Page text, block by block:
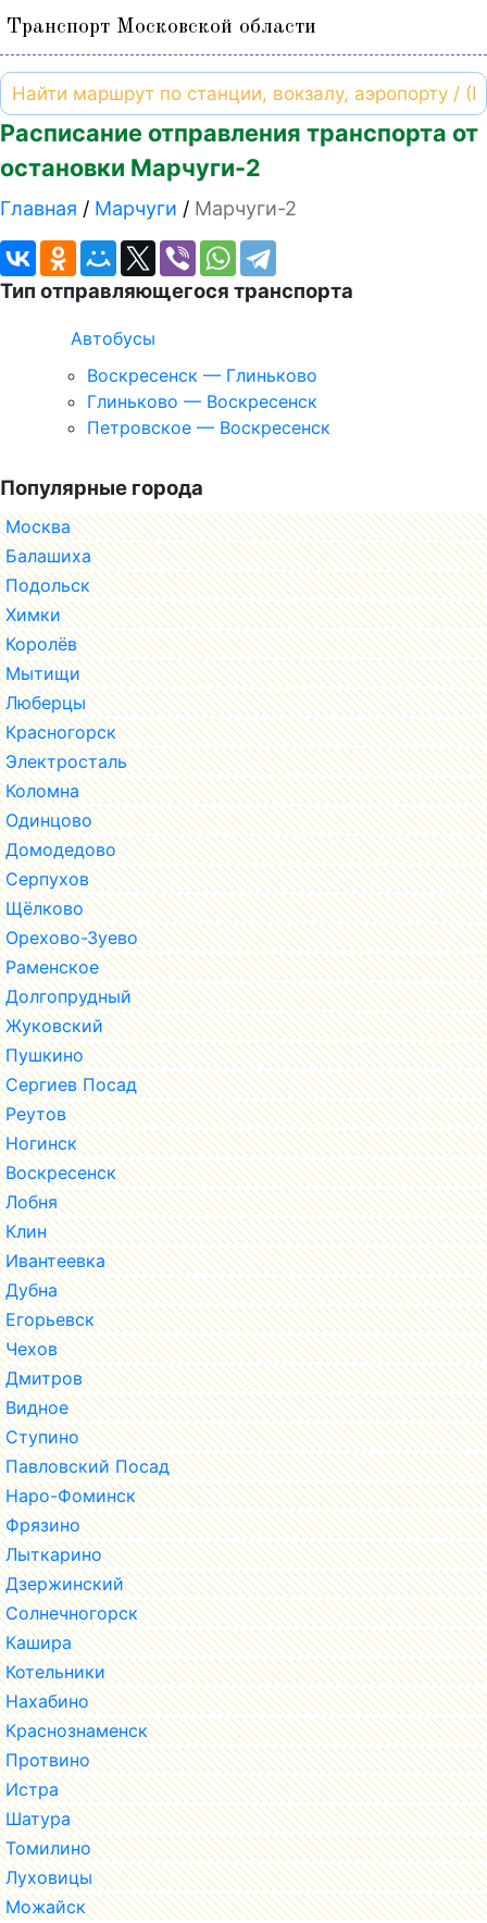
Транспорт Московской области
Расписание отправления транспорта от
остановки Марчуги-2
Главная Марчуги Марчуги-2
Тип отправляющегося транспорта
Автобусы
Воскресенск — Глиньково
Глиньково — Воскресенск
Петровское — Воскресенск
Популярные города
Москва
Балашиха
Подольск
Химки
Королёв
Мытищи
Люберцы
Красногорск
Электросталь
Коломна
Одинцово
Домодедово
Серпухов
Щёлково
Орехово-Зуево
Раменское
Долгопрудный
Жуковский
Пушкино
Сергиев Посад
Реутов
Ногинск
Воскресенск
Лобня
Клин
Ивантеевка
Дубна
Егорьевск
Чехов
Дмитров
Видное
Ступино
Павловский Посад
Наро-Фоминск
Фрязино
Лыткарино
Дзержинский
Солнечногорск
Кашира
Котельники
Нахабино
Краснознаменск
Протвино
Истра
Шатура
Томилино
Луховицы
Можайск